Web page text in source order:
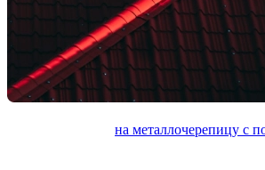
на металлочерепицу с